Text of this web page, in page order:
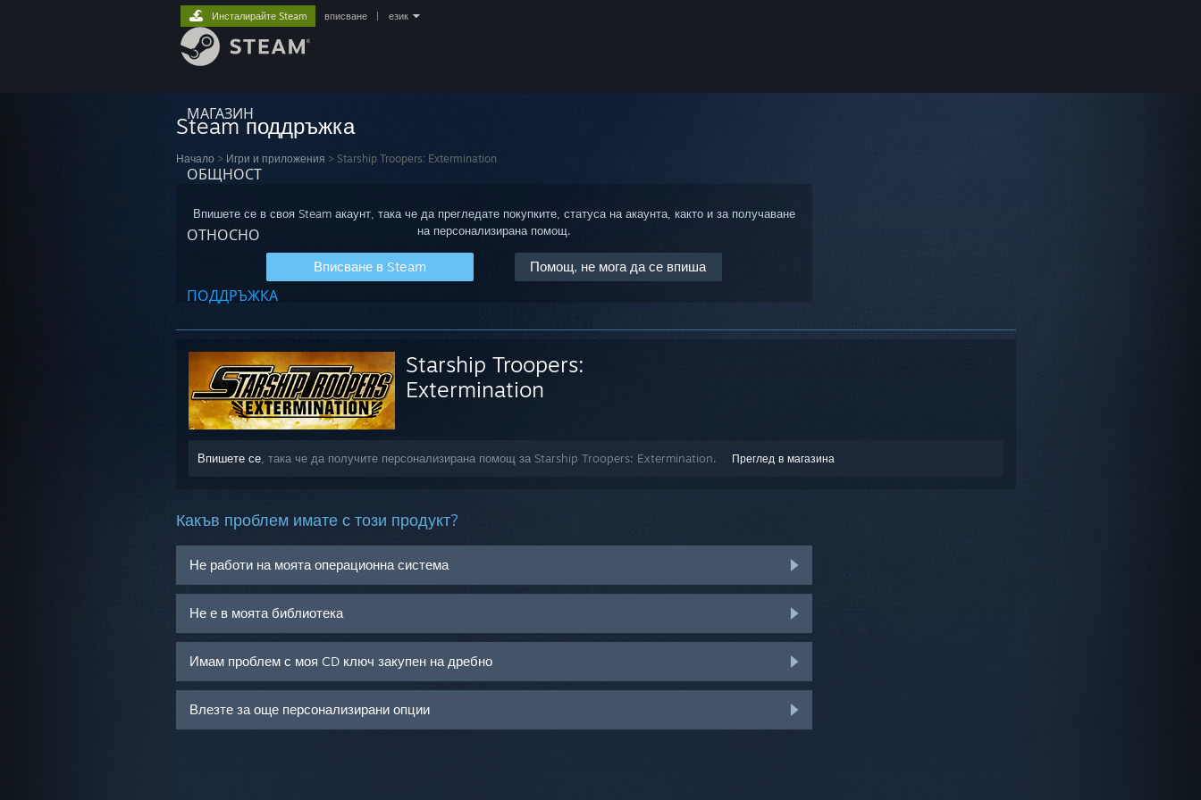
МАГАЗИН
ОБЩНОСТ
ОТНОСНО
ПОДДРЪЖКА
Инсталирайте Steam вписване език
Steam поддръжка
Начало > Игри и приложения > Starship Troopers: Extermination
Впишете се в своя Steam акаунт, така че да прегледате покупките, статуса на акаунта, както и за получаване
на персонализирана помощ.
Вписване в Steam Помощ, не мога да се впиша
Starship Troopers:
Extermination
Преглед в магазина
Впишете се , така че да получите персонализирана помощ за Starship Troopers: Extermination.
Какъв проблем имате с този продукт?
Не работи на моята операционна система
Не е в моята библиотека
Имам проблем с моя CD ключ закупен на дребно
Влезте за още персонализирани опции